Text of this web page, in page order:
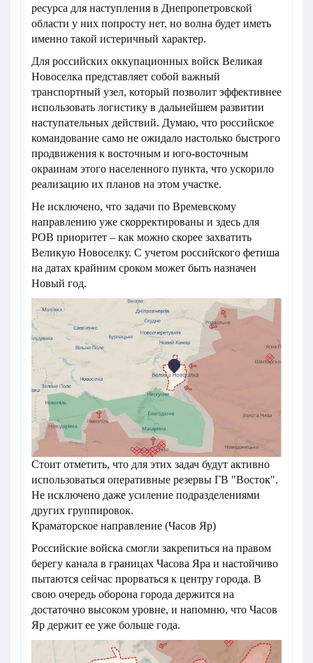
ресурса для наступления в Днепропетровской
области у них попросту нет, но волна будет иметь
именно такой истеричный характер.
Для российских оккупационных войск Великая
Новоселка представляет собой важный
транспортный узел, который позволит эффективнее
использовать логистику в дальнейшем развитии
наступательных действий. Думаю, что российское
командование само не ожидало настолько быстрого
продвижения к восточным и юго-восточным
окраинам этого населенного пункта, что ускорило
реализацию их планов на этом участке.
Не исключено, что задачи по Времевскому
направлению уже скорректированы и здесь для
РОВ приоритет – как можно скорее захватить
Великую Новоселку. С учетом российского фетиша
на датах крайним сроком может быть назначен
Новый год.
Стоит отметить, что для этих задач будут активно
использоваться оперативные резервы ГВ "Восток".
Не исключено даже усиление подразделениями
других группировок.
Краматорское направление (Часов Яр)
Российские войска смогли закрепиться на правом
берегу канала в границах Часова Яра и настойчиво
пытаются сейчас прорваться к центру города. В
свою очередь оборона города держится на
достаточно высоком уровне, и напомню, что Часов
Яр держит ее уже больше года.